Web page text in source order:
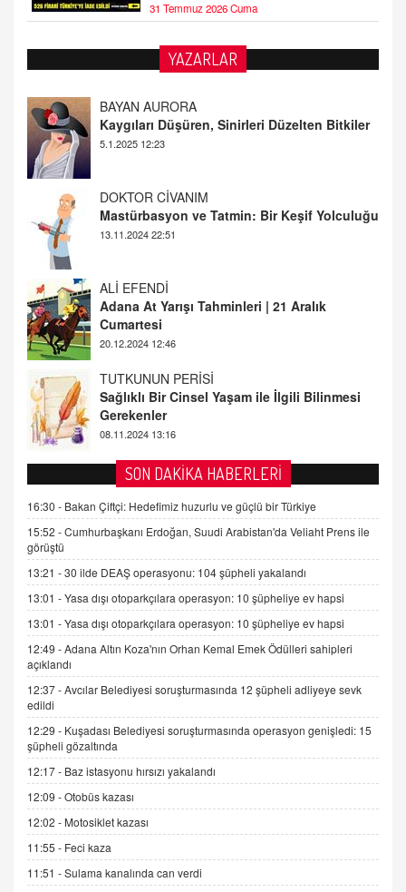
31 Temmuz 2026 Cuma
YAZARLAR
DOKTOR CİVANIM
Mastürbasyon ve Tatmin: Bir Keşif Yolculuğu
13.11.2024 22:51
ALİ EFENDİ
Adana At Yarışı Tahminleri | 21 Aralık
Cumartesi
TUTKUNUN PERİSİ
Sağlıklı Bir Cinsel Yaşam ile İlgili Bilinmesi
Gerekenler
08.11.2024 13:16
FARUK ÖNALAN
Tezkere Onaylanmasaydı…
2 Kasım 2021 Salı 00:11
AV. DOĞAN CAN DOĞAN
Kişisel verilerin korunması ve dijital hukukun
gelişimi
15.09.2025 16:17
SEHER EREK
Kış Ayları Geldi, Hangi Önlemler Alınmalı?
9.12.2025 10:11
İNCİ GÜL AKÖL
06.07.2026 13:00
ADEM AKÖL
Esed Destekçilerinin Yüzüne Vurulan Şamar:
Sednaya
11.12.2024 12:30
DR. EKREM ASLAN
Gerçek Ne, Algı Ne? "Beraber Yürüyoruz"
Cümlesinin Peşinden
19.07.2025 12:45
SON DAKİKA HABERLERİ
16:30 - Bakan Çiftçi: Hedefimiz huzurlu ve güçlü bir Türkiye
15:52 -Cumhurbaşkanı Erdoğan, Suudi Arabistan'da Veliaht Prens ile
görüştü
13:21 -30 ilde DEAŞ operasyonu: 104 şüpheli yakalandı
13:01 -Yasa dışı otoparkçılara operasyon: 10 şüpheliye ev hapsi
13:01 -Yasa dışı otoparkçılara operasyon: 10 şüpheliye ev hapsi
12:49 -Adana Altın Koza'nın Orhan Kemal Emek Ödülleri sahipleri
açıklandı
12:37 -Avcılar Belediyesi soruşturmasında 12 şüpheli adliyeye sevk
edildi
12:29 - Kuşadası Belediyesi soruşturmasında operasyon genişledi: 15
şüpheli gözaltında
12:17 - Baz istasyonu hırsızı yakalandı
12:09 -Otobüs kazası
12:02 - Motosiklet kazası
11:55 - Feci kaza
11:51 -Sulama kanalında can verdi